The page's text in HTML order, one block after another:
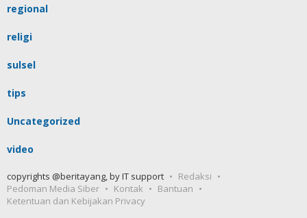
regional
religi
sulsel
tips
Uncategorized
video
copyrights @beritayang, by IT support
Redaksi
Pedoman Media Siber
Kontak
Bantuan
Ketentuan dan Kebijakan Privacy